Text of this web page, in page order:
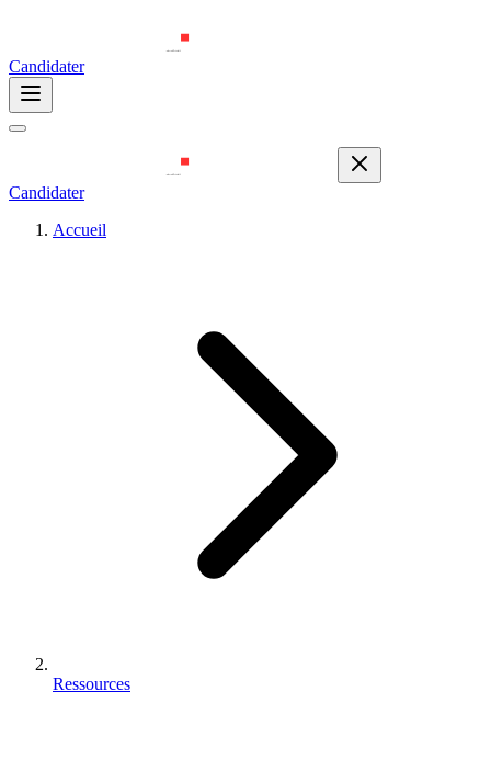
Candidater
Candidater
Accueil
Ressources